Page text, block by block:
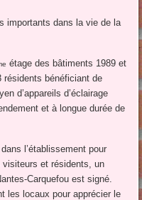
importants dans la vie de la
étage des bâtiments 1989 et
résidents bénéficiant de
d’appareils d’éclairage
et à longue durée de
l’établissement pour
visiteurs et résidents, un
Carquefou est signé.
les locaux pour apprécier le